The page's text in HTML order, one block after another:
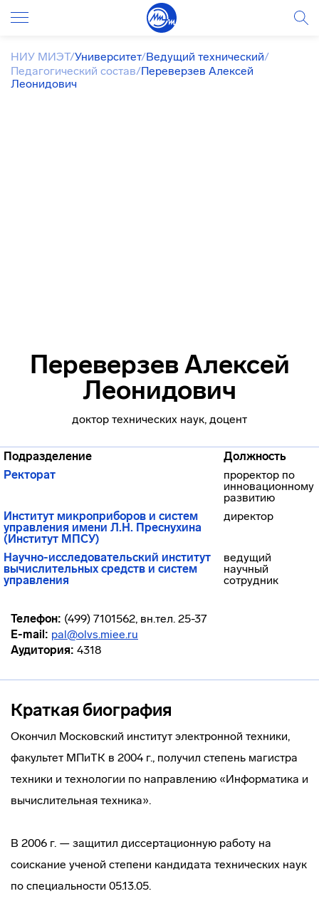
НИУ МИЭТ/Университет/Ведущий технический/
Педагогический состав/Переверзев Алексей
Леонидович
Переверзев Алексей
Леонидович
доктор технических наук, доцент
Подразделение
Должность
Ректорат
проректор по
инновационному
развитию
Институт микроприборов и систем
управления имени Л.Н. Преснухина
(Институт МПСУ)
директор
Научно-исследовательский институт
вычислительных средств и систем
управления
ведущий
научный
сотрудник
Телефон: (499) 7101562, вн.тел. 25-37
E-mail: pal@olvs.miee.ru
Аудитория: 4318
Краткая биография
Окончил Московский институт электронной техники,
факультет МПиТК в 2004 г., получил степень магистра
техники и технологии по направлению «Информатика и
вычислительная техника».
В 2006 г. — защитил диссертационную работу на
соискание ученой степени кандидата технических наук
по специальности 05.13.05.